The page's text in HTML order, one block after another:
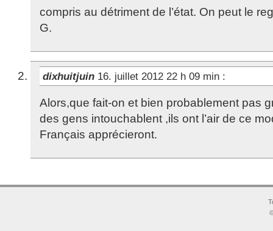
compris au détriment de l’état. On peut le
G.
dixhuitjuin 16. juillet 2012 22 h 09 min :
Alors,que fait-on et bien probablement pas
des gens intouchablent ,ils ont l’air de ce
Français apprécieront.